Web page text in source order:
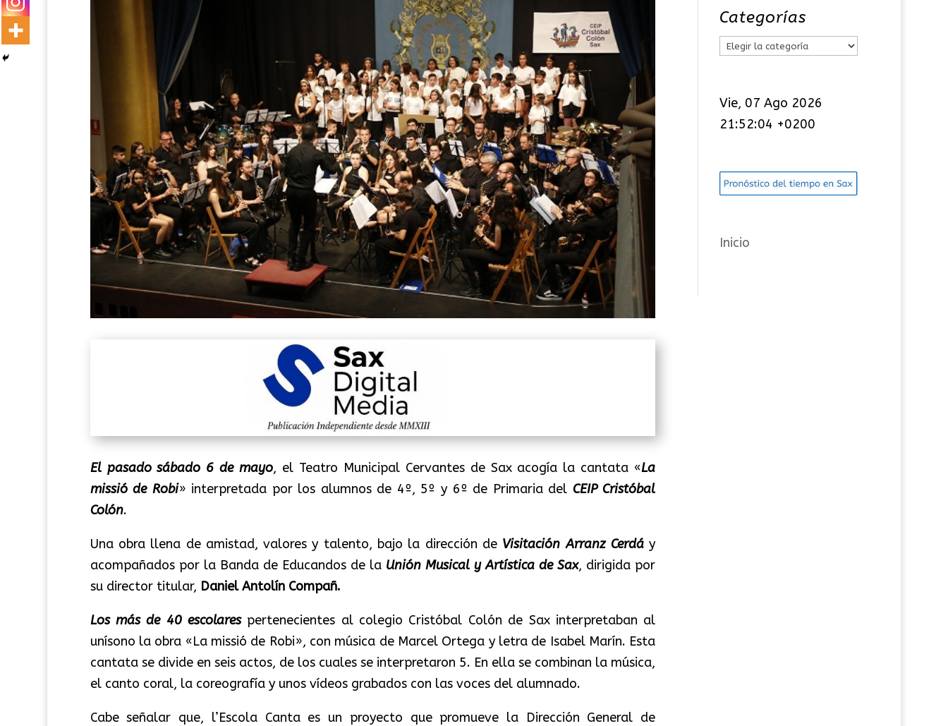
El pasado sábado 6 de mayo, el Teatro Municipal Cervantes de Sax acogía la cantata «La
missió de Robi» interpretada por los alumnos de 4º, 5º y 6º de Primaria del CEIP Cristóbal
Colón.
Una obra llena de amistad, valores y talento, bajo la dirección de Visitación Arranz Cerdáy
acompañados por la Banda de Educandos de la Unión Musical y Artística de Sax, dirigida por
su director titular, Daniel Antolín Compañ.
Los más de 40 escolarespertenecientes al colegio Cristóbal Colón de Sax interpretaban al
unísono la obra «La missió de Robi», con música de Marcel Ortega y letra de Isabel Marín. Esta
cantata se divide en seis actos, de los cuales se interpretaron 5. En ella se combinan la música,
el canto coral, la coreografía y unos vídeos grabados con las voces del alumnado.
Cabe señalar que, l’Escola Canta es un proyecto que promueve la Dirección General de
Categorías
C
e
g
r
í
s
Vie, 07 Ago 2026
21:52:05 +0200
Inicio